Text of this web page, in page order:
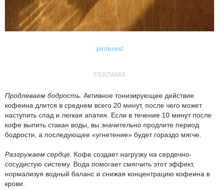
pinterest
РЕКЛАМА
Продлеваем бодрость. Активное тонизирующее действие
кофеина длится в среднем всего 20 минут, после чего может
наступить спад и легкая апатия. Если в течение 10 минут после
кофе выпить стакан воды, вы значительно продлите период
бодрости, а последующее «угнетение» будет гораздо мягче.
Разгружаем сердце. Кофе создает нагрузку на сердечно-
сосудистую систему. Вода помогает смягчить этот эффект,
нормализуя водный баланс и снижая концентрацию кофеина в
крови.